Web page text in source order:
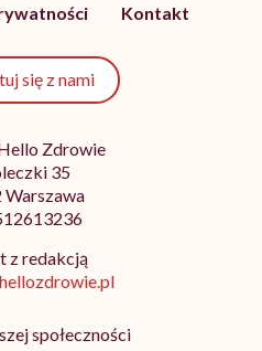
Kontakt
się z nami
Zdrowie
35
z redakcją
społeczności